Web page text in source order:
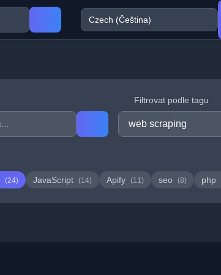
Filtrovat podle tagu
(24) JavaScript (14) Apify (11) seo (8) php